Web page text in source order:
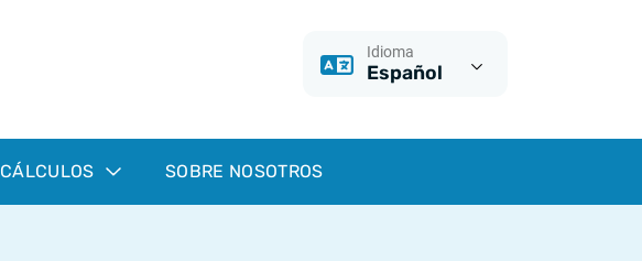
Idioma
Español
CÁLCULOS SOBRE NOSOTROS